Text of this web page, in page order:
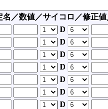
名／数値／サイコロ／修正
D
D
D
D
D
D
D